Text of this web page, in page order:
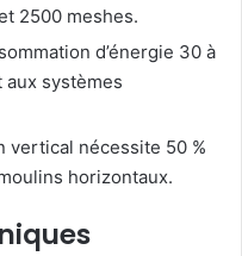
2500 meshes.
d’énergie 30 à
systèmes
vertical nécessite 50 %
horizontaux.